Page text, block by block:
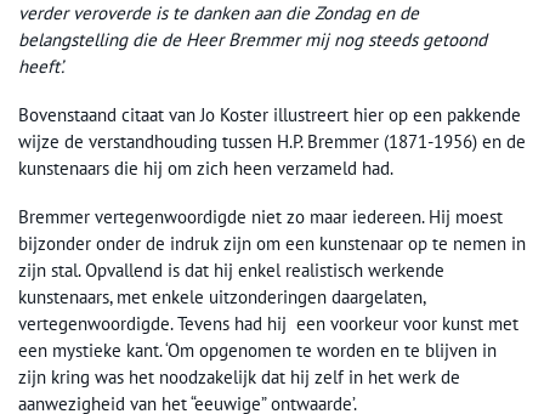
verder veroverde is te danken aan die Zondag en de
belangstelling die de Heer Bremmer mij nog steeds getoond
heeft’.
Bovenstaand citaat van Jo Koster illustreert hier op een pakkende
wijze de verstandhouding tussen H.P. Bremmer (1871-1956) en de
kunstenaars die hij om zich heen verzameld had.
Bremmer vertegenwoordigde niet zo maar iedereen. Hij moest
bijzonder onder de indruk zijn om een kunstenaar op te nemen in
zijn stal. Opvallend is dat hij enkel realistisch werkende
kunstenaars, met enkele uitzonderingen daargelaten,
vertegenwoordigde. Tevens had hij een voorkeur voor kunst met
een mystieke kant. ‘Om opgenomen te worden en te blijven in
zijn kring was het noodzakelijk dat hij zelf in het werk de
aanwezigheid van het “eeuwige” ontwaarde’.